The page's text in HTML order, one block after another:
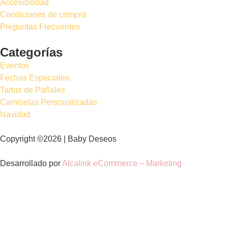
Accesibilidad
Condiciones de compra
Preguntas Frecuentes
Categorías
Eventos
Fechas Especiales
Tartas de Pañales
Camisetas Personalizadas
Navidad
Copyright ©2026 | Baby Deseos
Desarrollado porAlcalink eCommerce – Marketing